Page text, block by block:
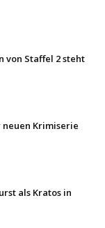
von Staffel 2 steht
neuen Krimiserie
als Kratos in